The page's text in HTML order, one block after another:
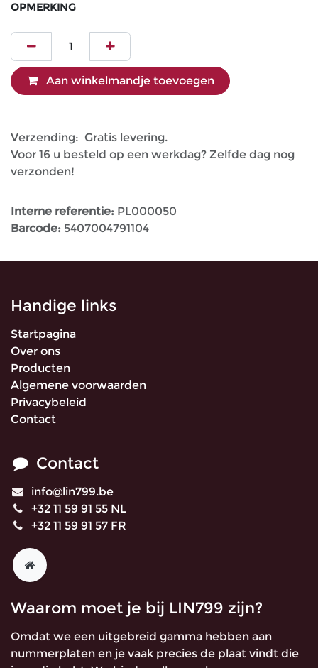
OPMERKING
Aan winkelmandje toevoegen
Verzending: Gratis levering.
Voor 16 u besteld op een werkdag? Zelfde dag nog
verzonden!
Interne referentie: PL000050
Barcode: 5407004791104
Handige links
Startpagina
Over ons
Producten
Algemene voorwaarden
Privacybeleid
Contact
Contact
info@lin799.be
+32 11 59 91 55 NL
+32 11 59 91 57 FR
Waarom moet je bij LIN799 zijn?
Omdat we een uitgebreid gamma hebben aan
nummerplaten en je vaak precies de plaat vindt die